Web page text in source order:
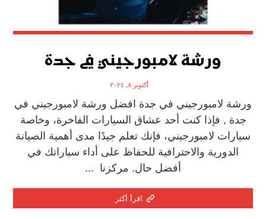
ورشة لامبورجيني في جدة
أكتوبر ٨, ٢٠٢٤
ورشة لامبورجيني في جدة افضل ورشة لامبورجيني في
جدة , فإذا كنت أحد عشاق السيارات الفاخرة، وخاصة
سيارات لامبورجيني، فإنك تعلم جيدًا مدى أهمية الصيانة
الدورية والاحترافية للحفاظ على أداء سياراتك في
أفضل حال. مركزنا ...
اقرأ أكثر